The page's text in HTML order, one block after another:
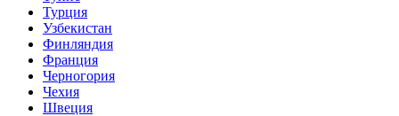
Турция
Узбекистан
Финляндия
Франция
Черногория
Чехия
Швеция